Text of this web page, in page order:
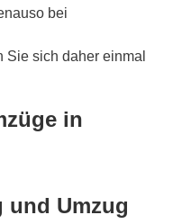
bei
sich daher einmal
in
und Umzug